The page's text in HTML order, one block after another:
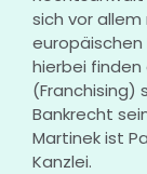
sich vor
hierbei
(Franchising)
Bankrecht
Martinek ist
Kanzlei.